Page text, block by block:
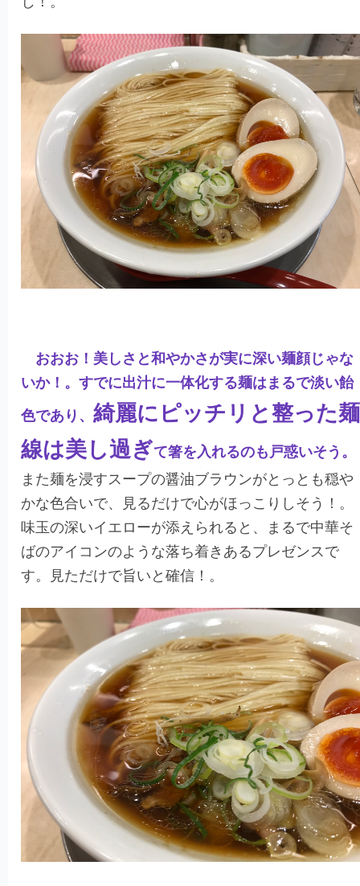
おおお！美しさと和やかさが実に深い麺顔じゃな
いか！。すでに出汁に一体化する麺はまるで淡い飴
色であり、 綺麗にピッチリと整った麺
線は美し過ぎて箸を入れるのも戸惑いそう。
また麺を浸すスープの醤油ブラウンがとっとも穏や
かな色合いで、見るだけで心がほっこりしそう！。
味玉の深いイエローが添えられると、まるで中華そ
ばのアイコンのような落ち着きあるプレゼンスで
す。見ただけで旨いと確信！。